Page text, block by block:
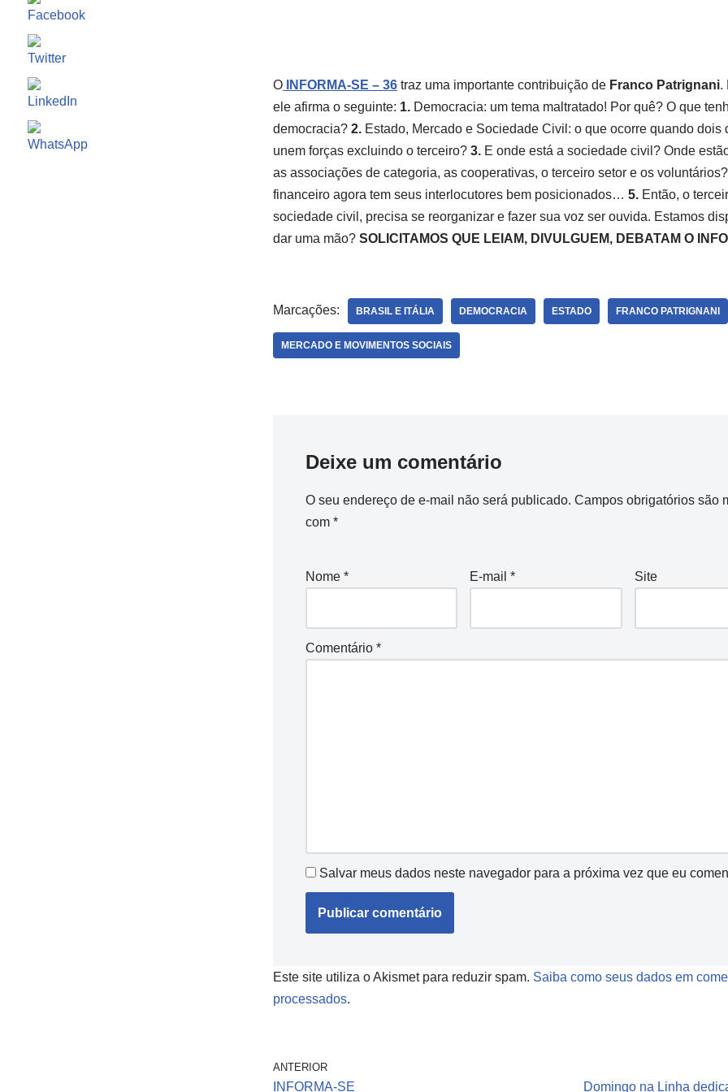
O INFORMA-SE – 36 traz uma importante contribuição de Franco Patrignani.
ele afirma o seguinte: 1. Democracia: um tema maltratado! Por quê? O que
democracia? 2. Estado, Mercado e Sociedade Civil: o que ocorre quando dois
unem forças excluindo o terceiro? 3. E onde está a sociedade civil? Onde
as associações de categoria, as cooperativas, o terceiro setor e os voluntários?
financeiro agora tem seus interlocutores bem posicionados… 5. Então, o
sociedade civil, precisa se reorganizar e fazer sua voz ser ouvida. Estamos
dar uma mão? SOLICITAMOS QUE LEIAM, DIVULGUEM, DEBATAM O
Marcações: BRASIL E ITÁLIA DEMOCRACIA ESTADO FRANCO PATRIGNANI
MERCADO E MOVIMENTOS SOCIAIS
Deixe um comentário
O seu endereço de e-mail não será publicado. Campos obrigatórios são
com *
Nome * E-mail* Site
Comentário *
Salvar meus dados neste navegador para a próxima vez que eu
Este site utiliza o Akismet para reduzir spam. Saiba como seus dados em
processados.
ANTERIOR
INFORMA-SE Domingo na Linha